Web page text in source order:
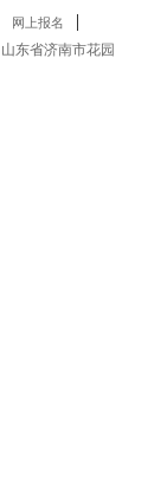
网上报名 |
东省济南市花园